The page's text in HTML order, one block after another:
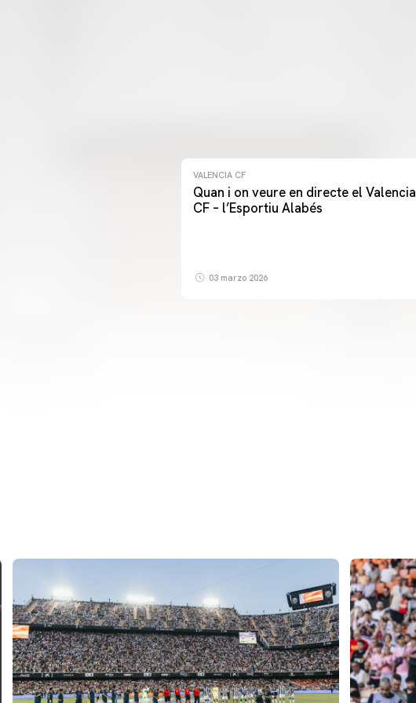
VALENCIA CF
Quan i on veure en directe el Valencia
CF – l’Esportiu Alabés
03 marzo 2026